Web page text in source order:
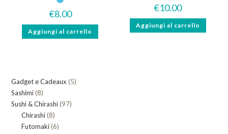
€8.00
Aggiungi al carrello
€10.00
Aggiungi al carrello
Gadget e Cadeaux 55
Sashimi 88
prodotti
Sushi & Chirashi 9797
Chirashi 88
prodotti
Futomaki 66